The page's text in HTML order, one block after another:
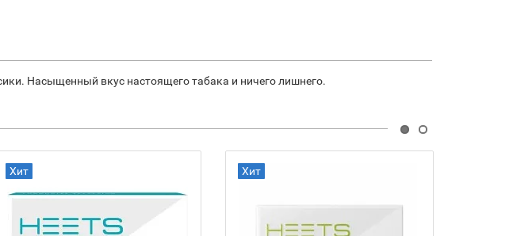
Насыщенный вкус настоящего табака и ничего лишнего.
Хит Хит